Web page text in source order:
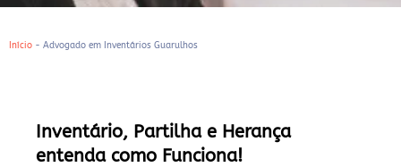
Início - Advogado em Inventários Guarulhos
Inventário, Partilha e Herança
entenda como Funciona!